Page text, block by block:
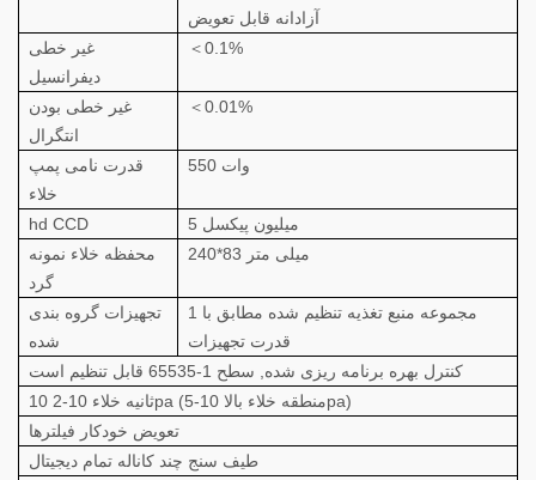
آزادانه قابل تعویض
غیر خطی
دیفرانسیل
＜0.1%
غیر خطی بودن
انتگرال
＜0.01%
قدرت نامی پمپ
خلاء
550 وات
hd CCD
5 میلیون پیکسل
محفظه خلاء نمونه
گرد
240*83 میلی متر
تجهیزات گروه بندی
شده
1 مجموعه منبع تغذیه تنظیم شده مطابق با
قدرت تجهیزات
کنترل بهره برنامه ریزی شده, سطح 1-65535 قابل تنظیم است
10 ثانیه خلاء 10-2pa (منطقه خلاء بالا 10-5pa)
تعویض خودکار فیلترها
طیف سنج چند کاناله تمام دیجیتال